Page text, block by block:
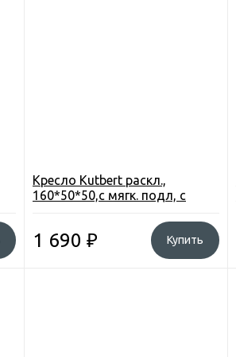
Кресло Kutbert раскл.,
160*50*50,с мягк. подл, с
70кг., Чехле, дytbc019
1 690 ₽ Купить